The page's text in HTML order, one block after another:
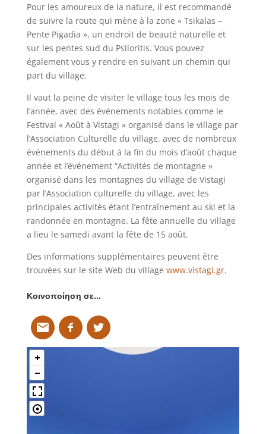
Pour les amoureux de la nature, il est recommandé
de suivre la route qui mène à la zone « Tsikalas –
Pente Pigadia », un endroit de beauté naturelle et
sur les pentes sud du Psiloritis. Vous pouvez
également vous y rendre en suivant un chemin qui
part du village.
Il vaut la peine de visiter le village tous les mois de
l’année, avec des événements notables comme le
Festival « Août à Vistagi » organisé dans le village par
l’Association Culturelle du village, avec de nombreux
événements du début à la fin du mois d’août chaque
année et l’événement “Activités de montagne »
organisé dans les montagnes du village de Vistagi
par l’Association culturelle du village, avec les
principales activités étant l’entraînement au ski et la
randonnée en montagne. La fête annuelle du village
a lieu le samedi avant la fête de 15 août.
Des informations supplémentaires peuvent être
trouvées sur le site Web du village www.vistagi.gr.
Κοινοποίηση σε…